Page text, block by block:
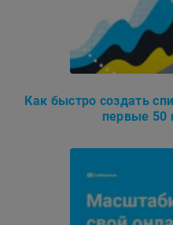
Как быстро создать
первые 50